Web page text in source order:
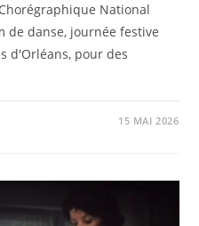
National
de danse, journée festive
d'Orléans, pour des
15 MAI 2026